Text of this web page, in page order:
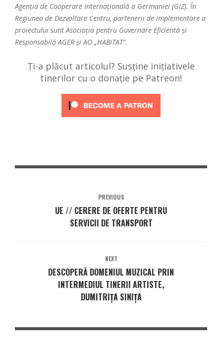
Agenția de Cooperare Internațională a Germaniei (GIZ). În
Regiunea de Dezvoltare Centru, partenerii de implementare a
proiectului sunt Asociația pentru Guvernare Eficientă și
Responsabilă AGER și AO „HABITAT”.
Ți-a plăcut articolul? Susține inițiativele
tinerilor cu o donație pe Patreon!
PREVIOUS
UE // CERERE DE OFERTE PENTRU
SERVICII DE TRANSPORT
NEXT
DESCOPERĂ DOMENIUL MUZICAL PRIN
INTERMEDIUL TINERII ARTISTE,
DUMITRIȚA SINIȚA